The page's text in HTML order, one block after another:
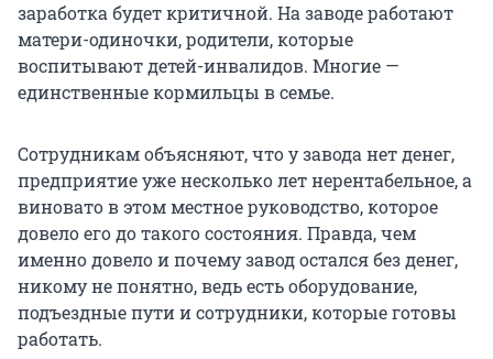
заработка будет критичной. На заводе работают
матери-одиночки, родители, которые
воспитывают детей-инвалидов. Многие —
единственные кормильцы в семье.
Сотрудникам объясняют, что у завода нет денег,
предприятие уже несколько лет нерентабельное, а
виновато в этом местное руководство, которое
довело его до такого состояния. Правда, чем
именно довело и почему завод остался без денег,
никому не понятно, ведь есть оборудование,
подъездные пути и сотрудники, которые готовы
работать.